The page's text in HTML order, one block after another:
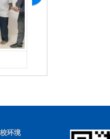
环境